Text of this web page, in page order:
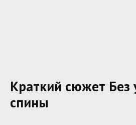
Краткий сюжет Без
спины